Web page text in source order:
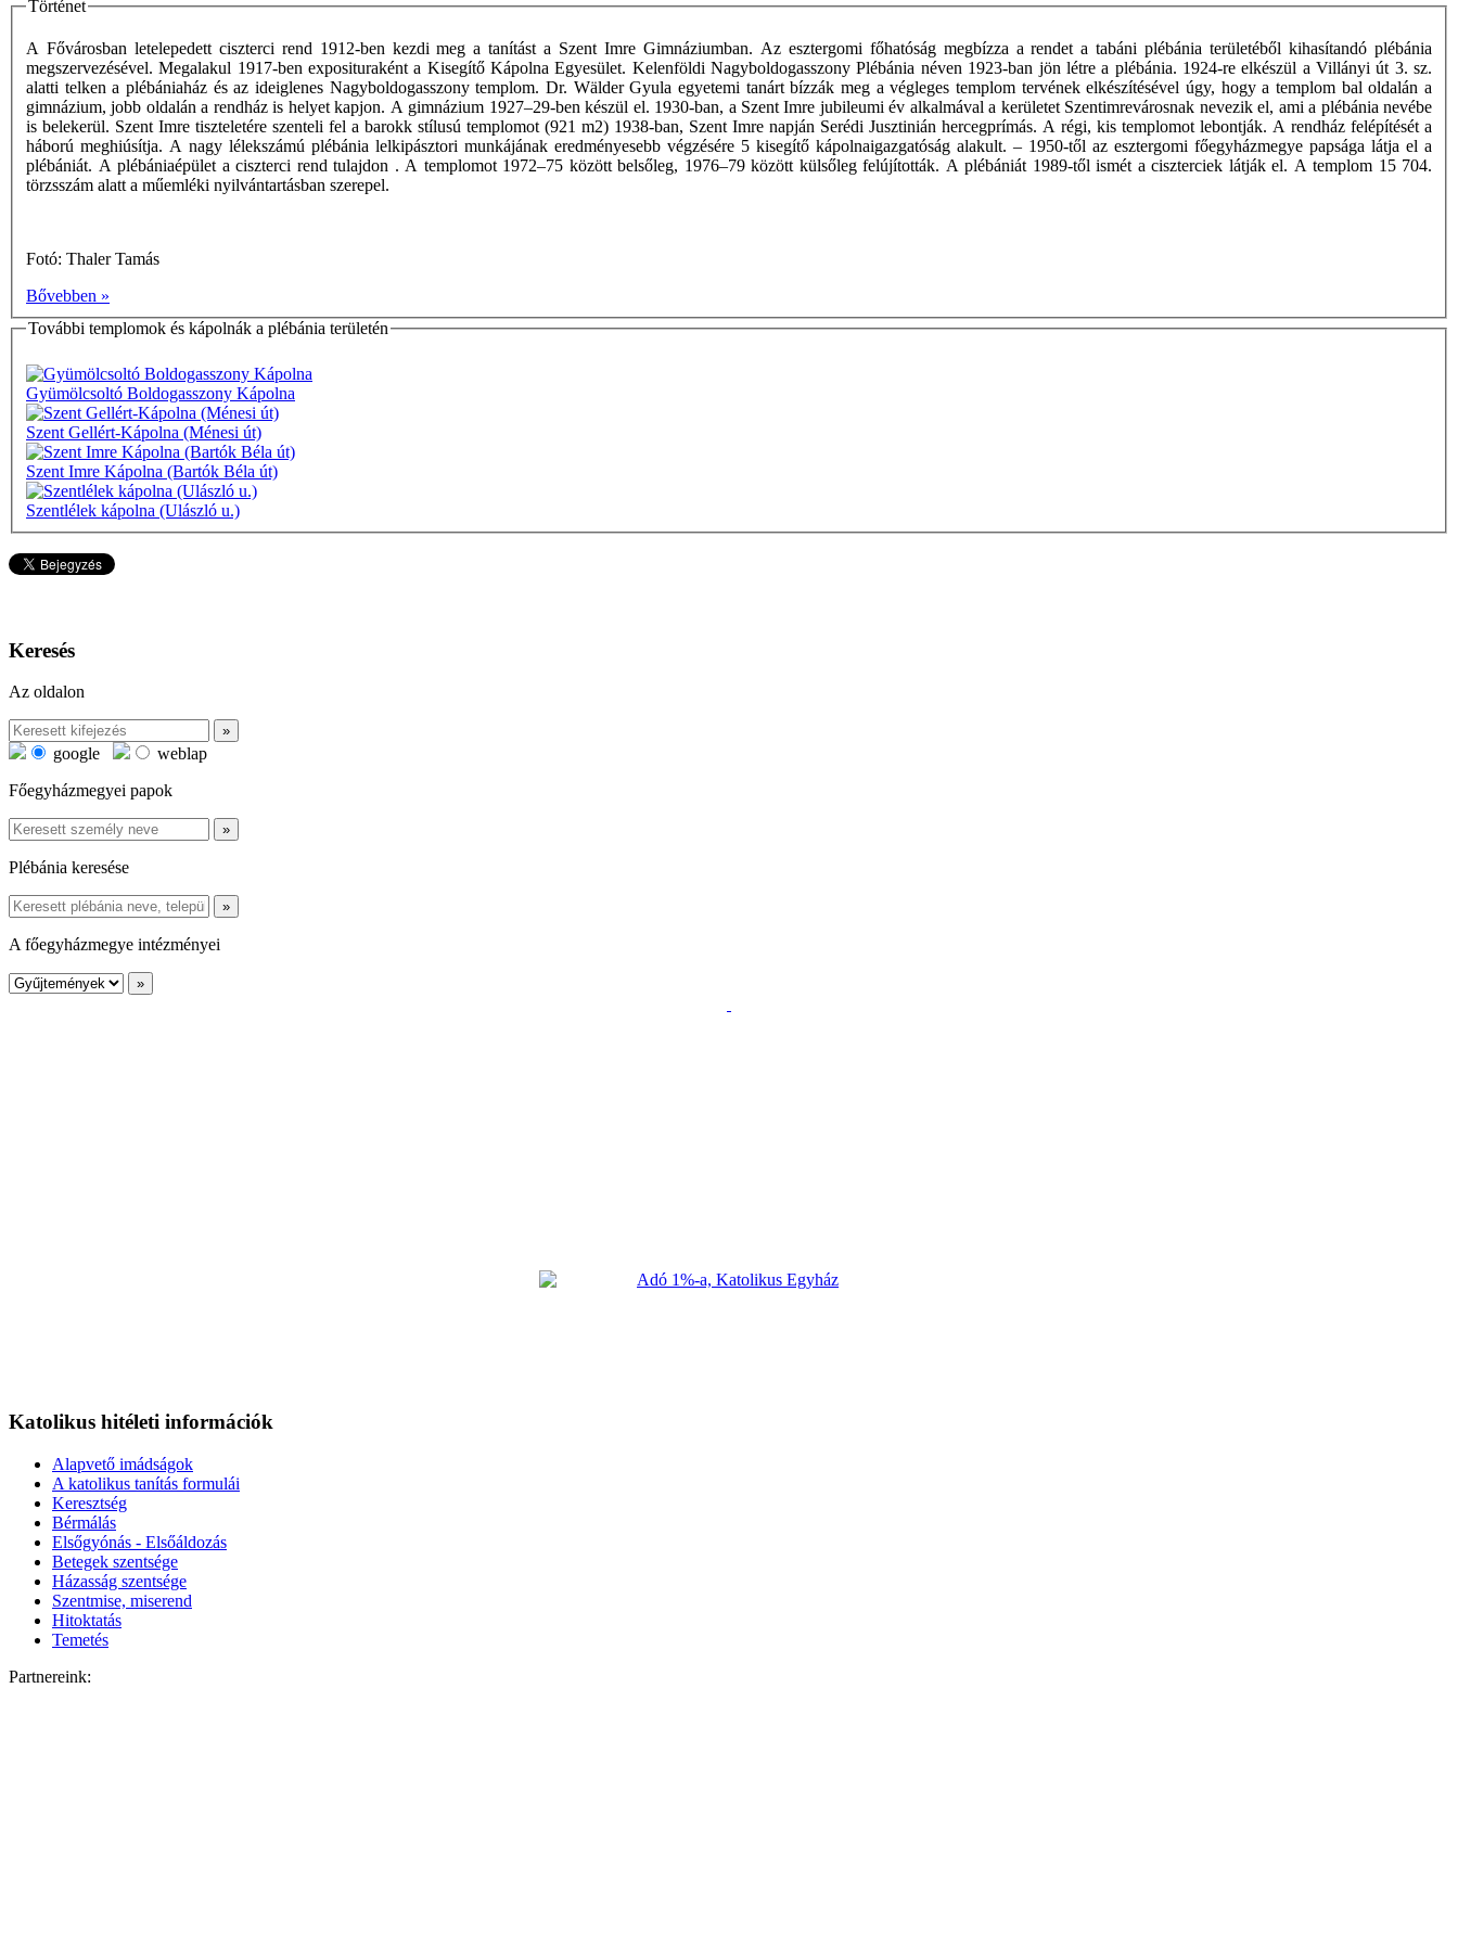
Történet
A Fővárosban letelepedett ciszterci rend 1912-ben kezdi meg a tanítást a Szent Imre Gimnáziumban. Az esztergomi főhatóság megbízza a rendet a tabáni plébánia területéből kihasítandó plébánia
megszervezésével. Megalakul 1917-ben exposituraként a Kisegítő Kápolna Egyesület. Kelenföldi Nagyboldogasszony Plébánia néven 1923-ban jön létre a plébánia. 1924-re elkészül a Villányi út 3. sz.
alatti telken a plébániaház és az ideiglenes Nagyboldogasszony templom. Dr. Wälder Gyula egyetemi tanárt bízzák meg a végleges templom tervének elkészítésével úgy, hogy a templom bal oldalán a
gimnázium, jobb oldalán a rendház is helyet kapjon. A gimnázium 1927–29-ben készül el. 1930-ban, a Szent Imre jubileumi év alkalmával a kerületet Szentimrevárosnak nevezik el, ami a plébánia nevébe
is belekerül. Szent Imre tiszteletére szenteli fel a barokk stílusú templomot (921 m2) 1938-ban, Szent Imre napján Serédi Jusztinián hercegprímás. A régi, kis templomot lebontják. A rendház felépítését a
háború meghiúsítja. A nagy lélekszámú plébánia lelkipásztori munkájának eredményesebb végzésére 5 kisegítő kápolnaigazgatóság alakult. – 1950-től az esztergomi főegyházmegye papsága látja el a
plébániát. A plébániaépület a ciszterci rend tulajdon . A templomot 1972–75 között belsőleg, 1976–79 között külsőleg felújították. A plébániát 1989-től ismét a ciszterciek látják el. A templom 15 704.
törzsszám alatt a műemléki nyilvántartásban szerepel.
Fotó: Thaler Tamás
Bővebben »
További templomok és kápolnák a plébánia területén
Gyümölcsoltó Boldogasszony Kápolna
Szent Gellért-Kápolna (Ménesi út)
Szent Imre Kápolna (Bartók Béla út)
Szentlélek kápolna (Ulászló u.)
Keresés
Az oldalon
google
weblap
Főegyházmegyei papok
Plébánia keresése
A főegyházmegye intézményei
Katolikus hitéleti információk
Alapvető imádságok
A katolikus tanítás formulái
Keresztség
Bérmálás
Elsőgyónás - Elsőáldozás
Betegek szentsége
Házasság szentsége
Szentmise, miserend
Hitoktatás
Temetés
Partnereink: